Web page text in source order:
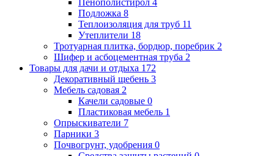
Пенополистирол 4
Подложка 8
Теплоизоляция для труб 11
Утеплители 18
Тротуарная плитка, бордюр, поребрик 2
Шифер и асбоцементная труба 2
Товары для дачи и отдыха 172
Декоративный щебень 3
Мебель садовая 2
Качели садовые 0
Пластиковая мебель 1
Опрыскиватели 7
Парники 3
Почвогрунт, удобрения 0